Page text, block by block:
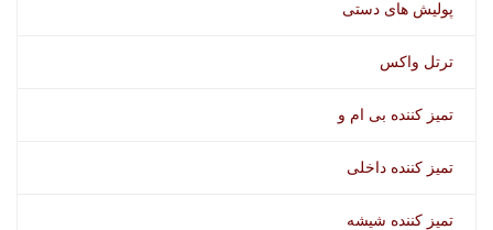
پولیش های دستی
ترتل واکس
تمیز کننده بی ام و
تمیز کننده داخلی
تمیز کننده شیشه